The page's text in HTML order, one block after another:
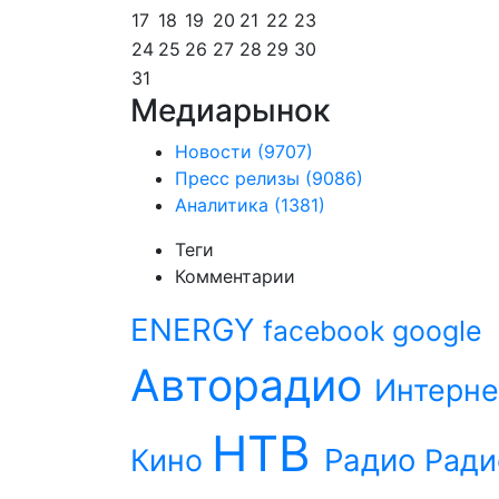
17 18 19 20 21 22 23
24 25 26 27 28 29 30
31
Медиарынок
Новости (9707)
Пресс релизы (9086)
Аналитика (1381)
Теги
Комментарии
ENERGY facebook google
Авторадио
Кино НТВ Радио